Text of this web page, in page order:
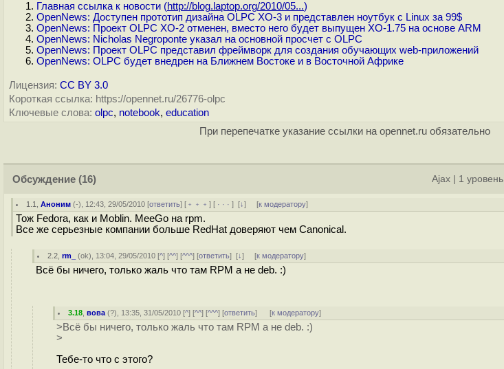
Главная ссылка к новости (http://blog.laptop.org/2010/05...)
OpenNews: Доступен прототип дизайна OLPC XO-3 и представлен ноутбук с Linux за 99$
OpenNews: Проект OLPC XO-2 отменен, вместо него будет выпущен XO-1.75 на основе ARM
OpenNews: Nicholas Negroponte указал на основной просчет с OLPC
OpenNews: Проект OLPC представил фреймворк для создания обучающих web-приложений
OpenNews: OLPC будет внедрен на Ближнем Востоке и в Восточной Африке
Лицензия: CC BY 3.0
Короткая ссылка: https://opennet.ru/26776-olpc
Ключевые слова: olpc, notebook, education
При перепечатке указание ссылки на opennet.ru обязательно
Обсуждение (16) Ajax 1 уровень
1.1 ,Аноним (-), 12:43, 29/05/2010 [ответить] [ ﹢﹢﹢] [ · · ·][↓] [к модератору]
Тож Fedora, как и Moblin. MeeGo на rpm.
Все же серьезные компании больше RedHat доверяют чем Canonical.
2.2 ,rm_ (ok), 13:04, 29/05/2010 [^] [^^] [^^^] [ответить][↓] [к модератору]
Всё бы ничего, только жаль что там RPM а не deb. :)
3.18 ,вова (?), 13:35, 31/05/2010 [^] [^^] [^^^] [ответить] [к модератору]
>Всё бы ничего, только жаль что там RPM а не deb. :)
>
Тебе-то что с этого?